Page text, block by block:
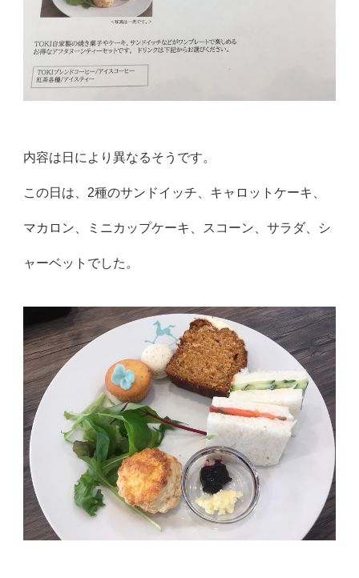
内容は日により異なるそうです。
この日は、2種のサンドイッチ、キャロットケーキ、
マカロン、ミニカップケーキ、スコーン、サラダ、シ
ャーベットでした。